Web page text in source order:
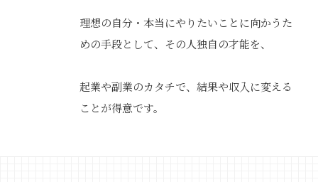
理想の自分・本当にやりたいことに向かうた
めの手段として、その人独自の才能を、
起業や副業のカタチで、結果や収入に変える
ことが得意です。